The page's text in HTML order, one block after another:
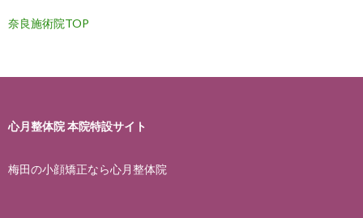
ー
ョ
奈良施術院TOP
心月整体院 本院特設サイト
梅田の小顔矯正なら心月整体院